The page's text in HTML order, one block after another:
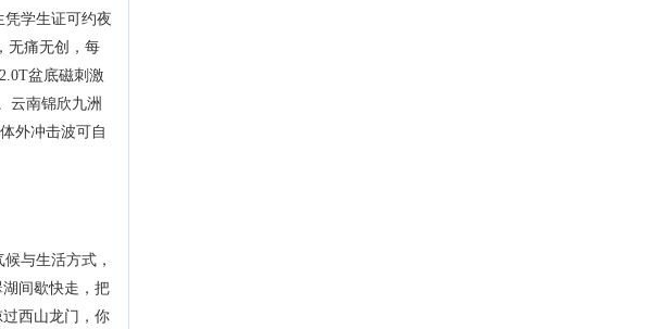
凭学生证可约夜
无痛无创，每
盆底磁刺激
云南锦欣九洲
外冲击波可自
与生活方式，
间歇快走，把
西山龙门，你